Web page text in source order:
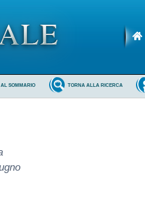
TORNA ALLA RICERCA
SOMMARIO